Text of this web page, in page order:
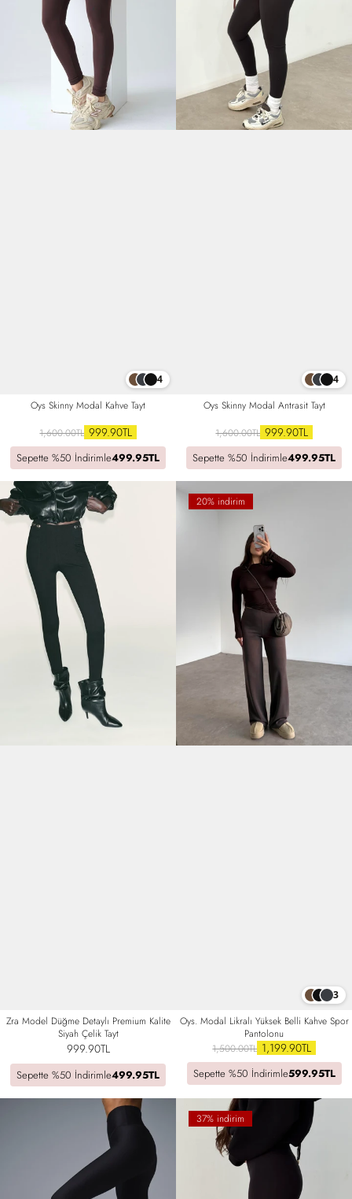
4
Oys Skinny Modal Kahve Tayt
1,600.00TL 999.90TL
Sepette %50 İndirimle499.95TL
4
Oys Skinny Modal Antrasit Tayt
1,600.00TL 999.90TL
Sepette %50 İndirimle499.95TL
Zra Model Düğme Detaylı Premium Kalite
Siyah Çelik Tayt
999.90TL
Sepette %50 İndirimle499.95TL
20% indirim
3
Oys. Modal Likralı Yüksek Belli Kahve Spor
Pantolonu
1,500.00TL 1,199.90TL
Sepette %50 İndirimle599.95TL
37% indirim